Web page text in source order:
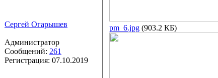
Сергей Огарышев
Администратор
Сообщений: 261
Регистрация: 07.10.2019
pm_6.jpg (903.2 КБ)